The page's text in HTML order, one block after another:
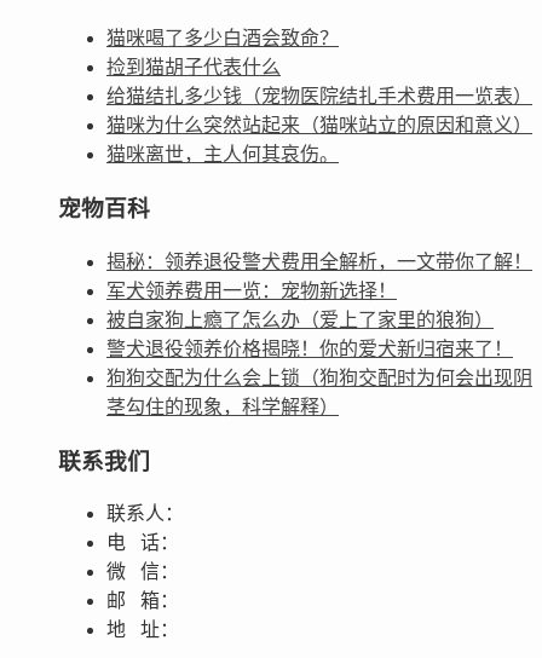
猫咪喝了多少白酒会致命？
捡到猫胡子代表什么
给猫结扎多少钱（宠物医院结扎手术费用一览表）
猫咪为什么突然站起来（猫咪站立的原因和意义）
猫咪离世，主人何其哀伤。
宠物百科
揭秘：领养退役警犬费用全解析，一文带你了解！
军犬领养费用一览：宠物新选择！
被自家狗上瘾了怎么办（爱上了家里的狼狗）
警犬退役领养价格揭晓！你的爱犬新归宿来了！
狗狗交配为什么会上锁（狗狗交配时为何会出现阴
茎勾住的现象，科学解释）
联系我们
联系人：
电 话：
微 信：
邮 箱：
地 址：